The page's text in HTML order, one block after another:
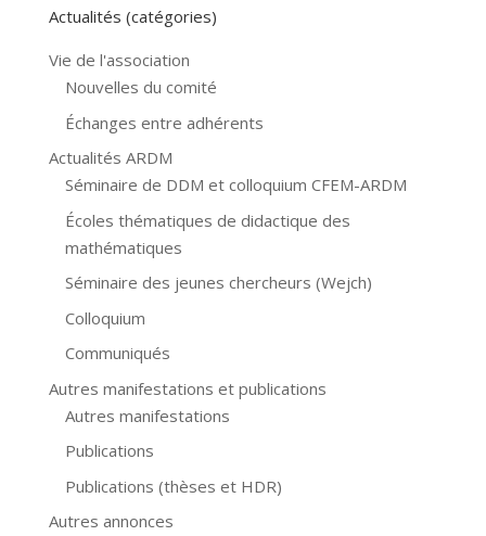
Actualités (catégories)
Vie de l'association
Nouvelles du comité
Échanges entre adhérents
Actualités ARDM
Séminaire de DDM et colloquium CFEM-ARDM
Écoles thématiques de didactique des
mathématiques
Séminaire des jeunes chercheurs (Wejch)
Colloquium
Communiqués
Autres manifestations et publications
Autres manifestations
Publications
Publications (thèses et HDR)
Autres annonces